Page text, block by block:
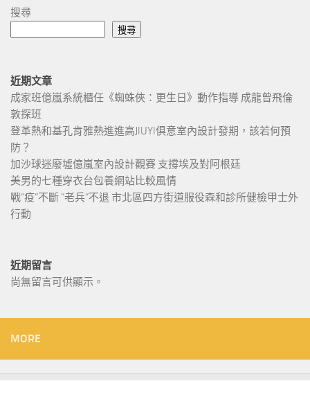
搜尋
搜尋
近期文章
成家班億嵐系統櫃任《蜘蛛俠：更生日》動作指導 成龍曾飛倫
敦探班
登革熱和基孔肯雅熱進進高JIUYI俱意室內設計發期，該若何預
防？
加沙球迷廢墟億嵐室內設計觀賽 支撐埃及對阿根廷
美男的七種穿衣台包養網站比較風情
戰“疫”不斷 “老兵”不退 市北區四方街道服役森和診所健檢甲士外
行動
近期留言
尚無留言可供顯示。
MORE